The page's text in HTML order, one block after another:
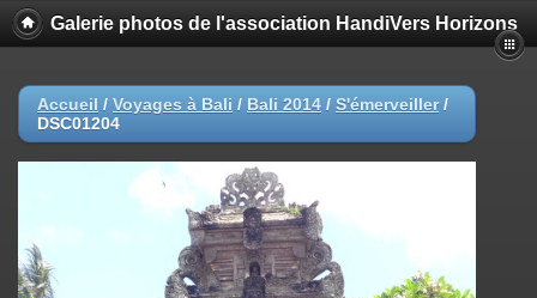
Galerie photos de l'association HandiVers Horizons
Accueil / Voyages à Bali / Bali 2014 / S'émerveiller/
DSC01204